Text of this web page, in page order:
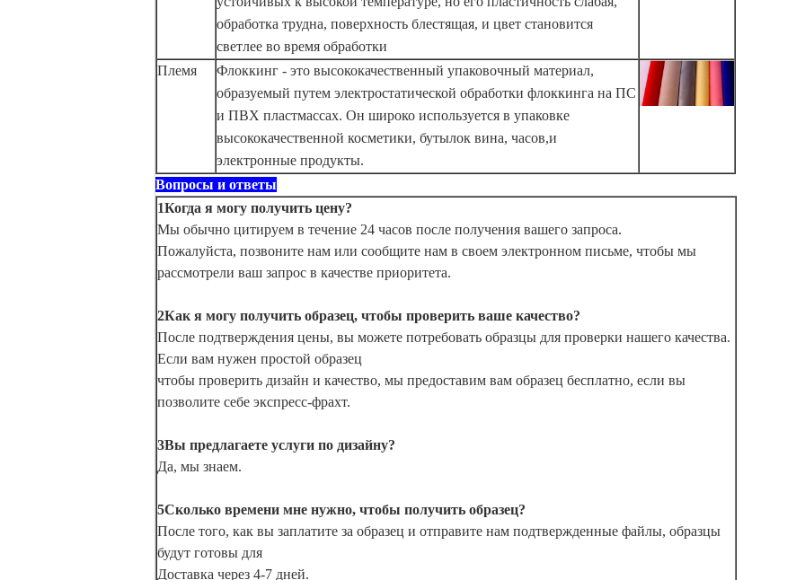
обработка трудна, поверхность блестящая, и цвет становится
светлее во время обработки
Племя
Флоккинг - это высококачественный упаковочный материал,
образуемый путем электростатической обработки флоккинга на ПС
и ПВХ пластмассах. Он широко используется в упаковке
высококачественной косметики, бутылок вина, часов,и
электронные продукты.
Вопросы и ответы
1Когда я могу получить цену?
Мы обычно цитируем в течение 24 часов после получения вашего запроса.
Пожалуйста, позвоните нам или сообщите нам в своем электронном письме, чтобы мы
рассмотрели ваш запрос в качестве приоритета.
2Как я могу получить образец, чтобы проверить ваше качество?
После подтверждения цены, вы можете потребовать образцы для проверки нашего качества.
Если вам нужен простой образец
чтобы проверить дизайн и качество, мы предоставим вам образец бесплатно, если вы
позволите себе экспресс-фрахт.
3Вы предлагаете услуги по дизайну?
Да, мы знаем.
5Сколько времени мне нужно, чтобы получить образец?
После того, как вы заплатите за образец и отправите нам подтвержденные файлы, образцы
будут готовы для
Доставка через 4-7 дней.